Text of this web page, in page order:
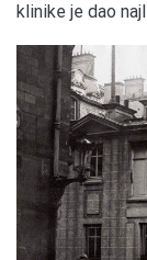
klinike je dao